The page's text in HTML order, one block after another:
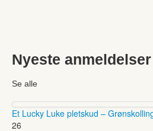
Nyeste anmeldelser
Se alle
Et Lucky Luke pletskud –
26